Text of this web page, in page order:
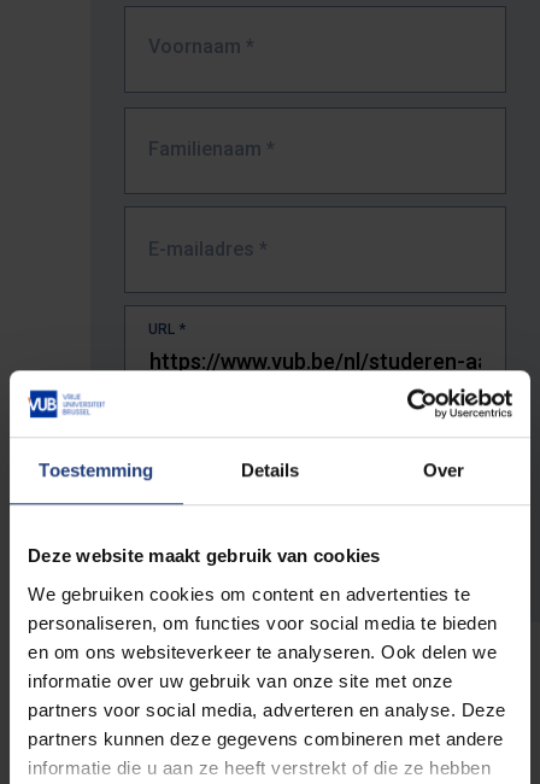
Toestemming Details Over
Deze website maakt gebruik van cookies
We gebruiken cookies om content en advertenties te
personaliseren, om functies voor social media te bieden
en om ons websiteverkeer te analyseren. Ook delen we
informatie over uw gebruik van onze site met onze
partners voor social media, adverteren en analyse. Deze
partners kunnen deze gegevens combineren met andere
informatie die u aan ze heeft verstrekt of die ze hebben
Voornaam *
Familienaam *
E-mailadres *
URL *
De volledige URL van de pagina waar je de fout zag.